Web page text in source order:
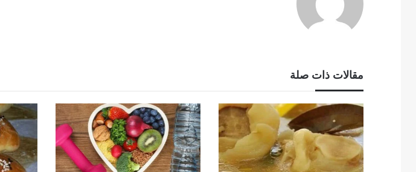
مقالات ذات صلة